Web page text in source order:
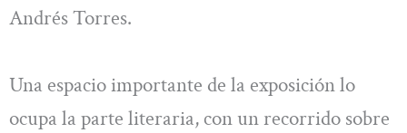
Andrés Torres.
Una espacio importante de la exposición lo
ocupa la parte literaria, con un recorrido sobre